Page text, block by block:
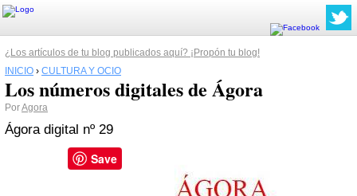
¿Los artículos de tu blog publicados aquí? ¡Propón tu blog!
INICIO › CULTURA Y OCIO
Los números digitales de Ágora
PorAgora
Ágora digital nº 29
Save